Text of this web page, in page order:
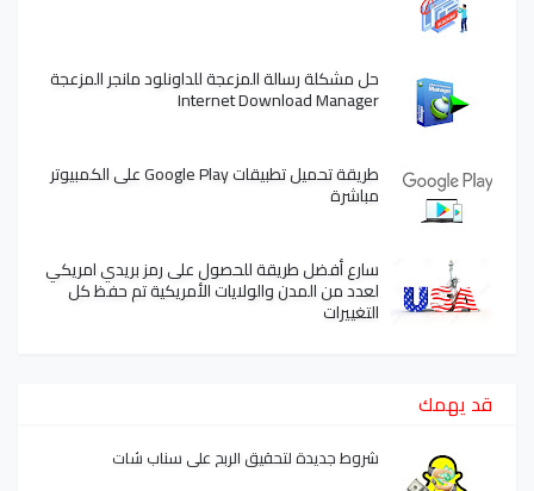
حل مشكلة رسالة المزعجة للداونلود مانجر المزعجة
Internet Download Manager
طريقة تحميل تطبيقات Google Play على الكمبيوتر
مباشرة
سارع أفضل طريقة للحصول على رمز بريدي امريكي
لعدد من المدن والولايات الأمريكية تم حفظ كل
التغييرات
قد يهمك
شروط جديدة لتحقيق الربح على سناب شات